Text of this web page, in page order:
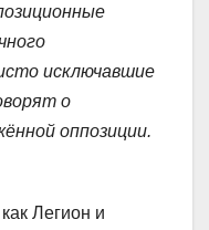
исключавшие
о
оппозиции.
Легион и